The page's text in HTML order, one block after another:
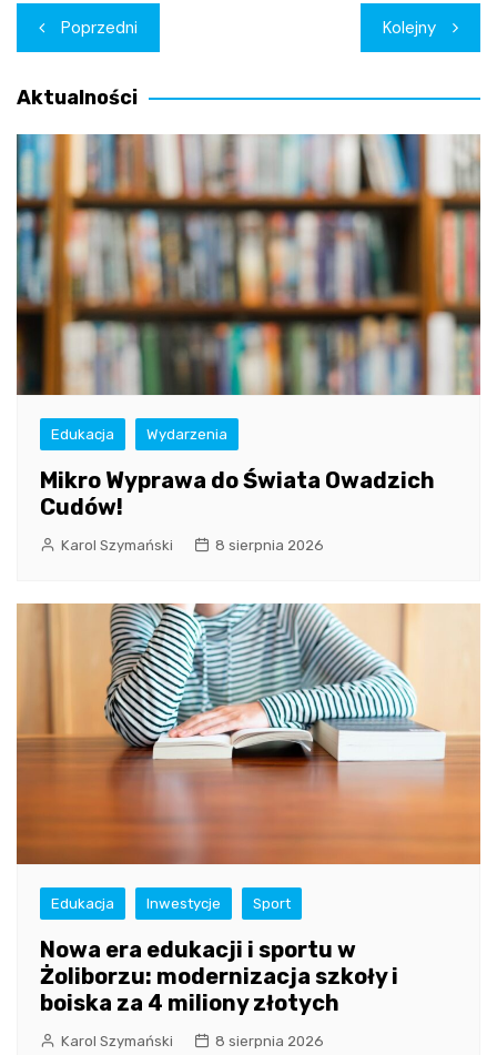
Nawigacja
wpisu
Poprzedni Kolejny
Aktualności
Edukacja Wydarzenia
Mikro Wyprawa do Świata Owadzich
Cudów!
Karol Szymański 8 sierpnia 2026
Edukacja Inwestycje Sport
Nowa era edukacji i sportu w
Żoliborzu: modernizacja szkoły i
boiska za 4 miliony złotych
Karol Szymański 8 sierpnia 2026